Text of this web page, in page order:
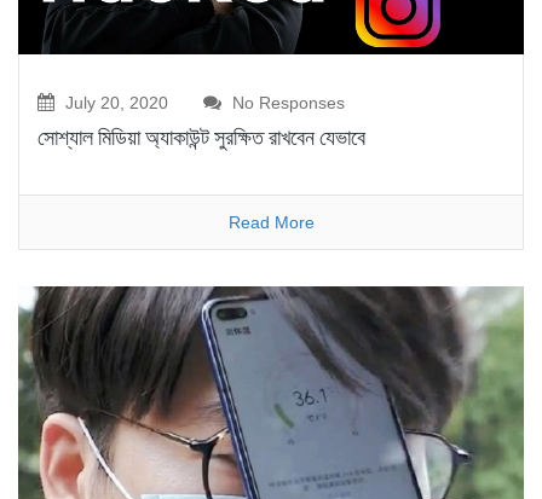
July 20, 2020 No Responses
সোশ্যাল মিডিয়া অ্যাকাউন্ট সুরক্ষিত রাখবেন যেভাবে
Read More